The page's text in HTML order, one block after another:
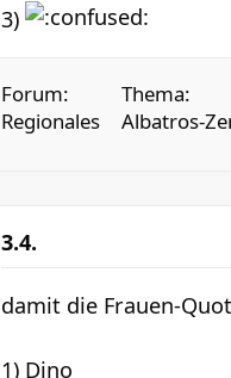
3)
Forum:
Regionales
Thema:
Albatros-
3.4.
damit die Frauen-
1) Dino